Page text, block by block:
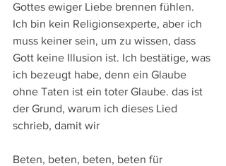
Gottes ewiger Liebe brennen fühlen.
Ich bin kein Religionsexperte, aber ich
muss keiner sein, um zu wissen, dass
Gott keine Illusion ist. Ich bestätige, was
ich bezeugt habe, denn ein Glaube
ohne Taten ist ein toter Glaube. das ist
der Grund, warum ich dieses Lied
schrieb, damit wir
Beten, beten, beten, beten für